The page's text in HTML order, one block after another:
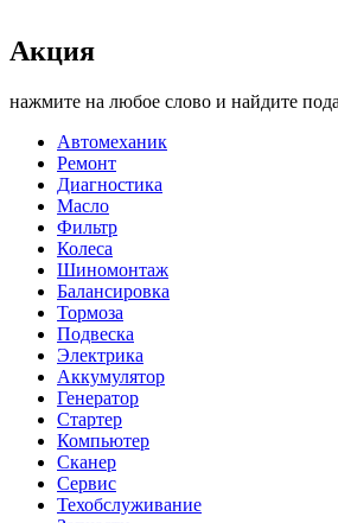
Акция
нажмите на любое слово и найдите
Автомеханик
Ремонт
Диагностика
Масло
Фильтр
Колеса
Шиномонтаж
Балансировка
Тормоза
Подвеска
Электрика
Аккумулятор
Генератор
Стартер
Компьютер
Сканер
Сервис
Техобслуживание